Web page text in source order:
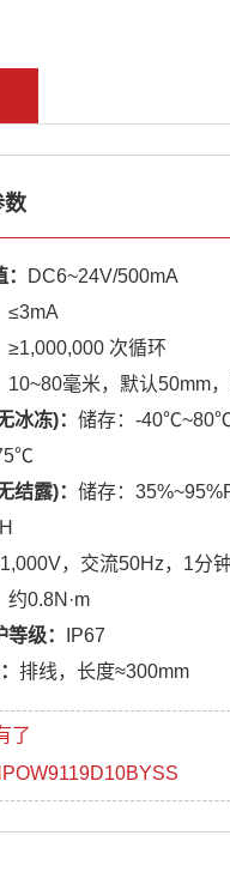
数
DC6~24V/500mA
≤3mA
≥1,000,000 次循环
10~80毫米，默认50mm
冰冻)： 储存： -
结露)： 储存：
1,000V，交流50Hz，1分钟
约0.8N·m
等级：
IP67
排线，长度≈300mm
了